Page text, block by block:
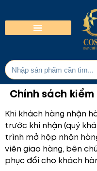
Chính sách
Khi khách hàng nhận
trước khi nhận (quý
trình mở hộp nhận
viên giao hàng, bên
phục đổi cho khách